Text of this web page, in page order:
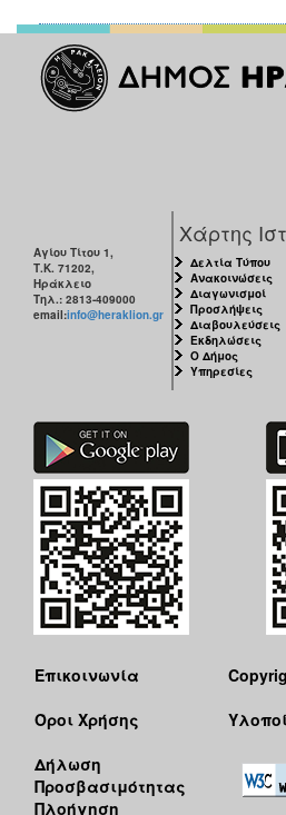
Αγίου Τίτου 1,
Τ.Κ. 71202,
Ηράκλειο
Τηλ.: 2813-409000
email:info@heraklion.gr
Χάρτης
Δελτία Τύπου
Ανακοινώσεις
Διαγωνισμοί
Προσλήψεις
Διαβουλεύσεις
Εκδηλώσεις
Ο Δήμος
Υπηρεσίες
Επικοινωνία
Όροι Χρήσης
Δήλωση
Προσβασιμότητας
Πλοήγηση